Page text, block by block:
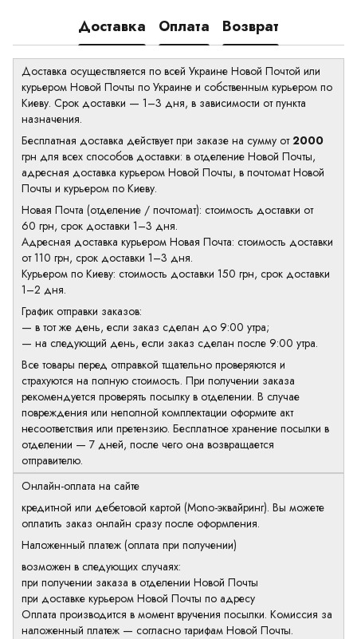
Доставка Оплата Возврат
Доставка осуществляется по всей Украине Новой Почтой или
курьером Новой Почты по Украине и собственным курьером по
Киеву. Срок доставки — 1–3 дня, в зависимости от пункта
назначения.
Бесплатная доставка действует при заказе на сумму от2000
грн для всех способов доставки: в отделение Новой Почты,
адресная доставка курьером Новой Почты, в почтомат Новой
Почты и курьером по Киеву.
Новая Почта (отделение / почтомат): стоимость доставки от
60 грн, срок доставки 1–3 дня.
Адресная доставка курьером Новая Почта: стоимость доставки
от 110 грн, срок доставки 1–3 дня.
Курьером по Киеву: стоимость доставки 150 грн, срок доставки
1–2 дня.
График отправки заказов:
— в тот же день, если заказ сделан до 9:00 утра;
— на следующий день, если заказ сделан после 9:00 утра.
Все товары перед отправкой тщательно проверяются и
страхуются на полную стоимость. При получении заказа
рекомендуется проверять посылку в отделении. В случае
повреждения или неполной комплектации оформите акт
несоответствия или претензию. Бесплатное хранение посылки в
отделении — 7 дней, после чего она возвращается
отправителю.
Онлайн-оплата на сайте
кредитной или дебетовой картой (Mono-эквайринг). Вы можете
оплатить заказ онлайн сразу после оформления.
Наложенный платеж (оплата при получении)
возможен в следующих случаях:
при получении заказа в отделении Новой Почты
при доставке курьером Новой Почты по адресу
Оплата производится в момент вручения посылки. Комиссия за
наложенный платеж — согласно тарифам Новой Почты.